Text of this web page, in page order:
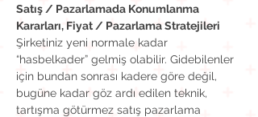
Satış / Pazarlamada Konumlanma
Kararları, Fiyat / Pazarlama Stratejileri
Şirketiniz yeni normale kadar
“hasbelkader” gelmiş olabilir. Gidebilenler
için bundan sonrası kadere göre değil,
bugüne kadar göz ardı edilen teknik,
tartışma götürmez satış pazarlama